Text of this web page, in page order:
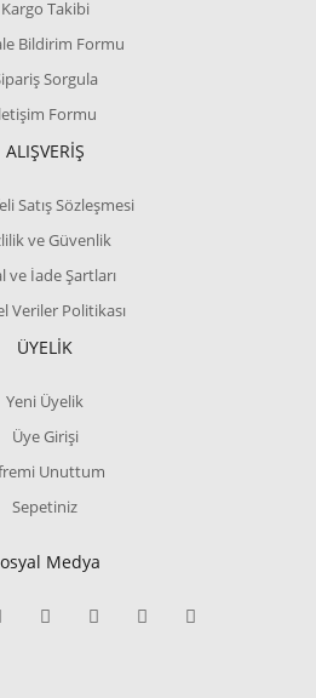
Kargo Takibi
Bildirim Formu
Sorgula
Formu
ALIŞVERİŞ
Satış Sözleşmesi
ve Güvenlik
ve İade Şartları
Veriler Politikası
ÜYELİK
Yeni Üyelik
Üye Girişi
Unuttum
Sepetiniz
Medya